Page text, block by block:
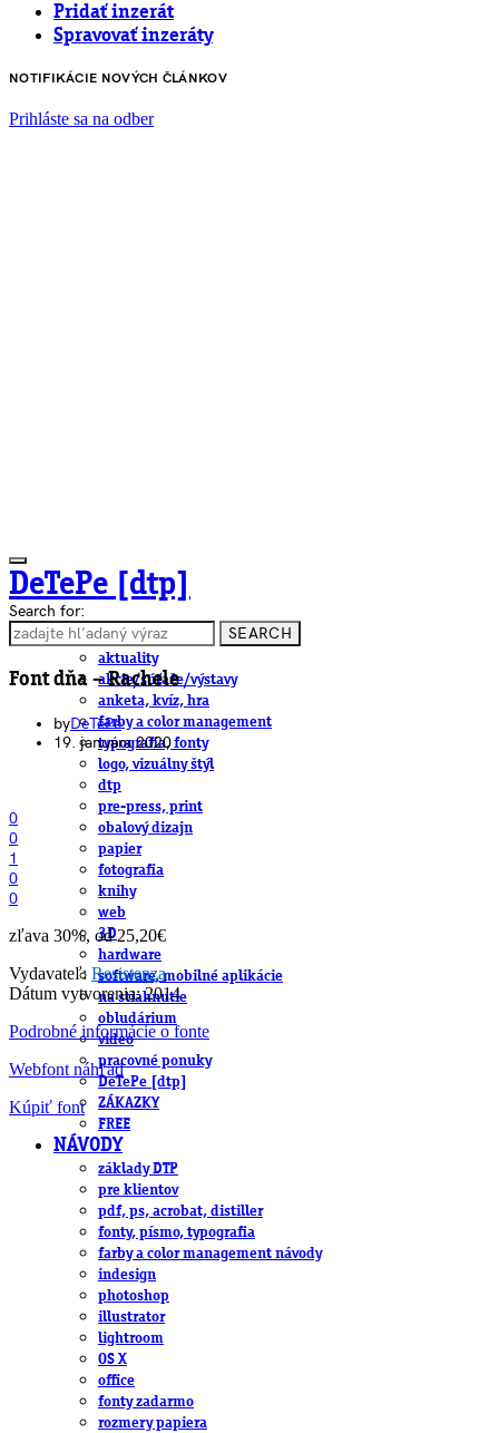
Pridať inzerát
Spravovať inzeráty
NOTIFIKÁCIE NOVÝCH ČLÁNKOV
Prihláste sa na odber
DeTePe [dtp]
ČLÁNKY
aktuality
akcie/súťaže/výstavy
anketa, kvíz, hra
farby a color management
typografia, fonty
logo, vizuálny štýl
dtp
pre-press, print
obalový dizajn
papier
fotografia
knihy
web
3D
hardware
software, mobilné aplikácie
na stiahnutie
obludárium
video
pracovné ponuky
DeTePe [dtp]
ZÁKAZKY
FREE
NÁVODY
základy DTP
pre klientov
pdf, ps, acrobat, distiller
fonty, písmo, typografia
farby a color management návody
indesign
photoshop
illustrator
lightroom
OS X
office
fonty zadarmo
rozmery papiera
Search for:
SEARCH
Font dňa – Rachele
byDeTePe
19. januára 2020
0
0
1
0
0
zľava 30%, od 25,20€
Vydavateľ: Resistenza
Dátum vytvorenia: 2014
Podrobné informácie o fonte
Webfont náhľad
Kúpiť font